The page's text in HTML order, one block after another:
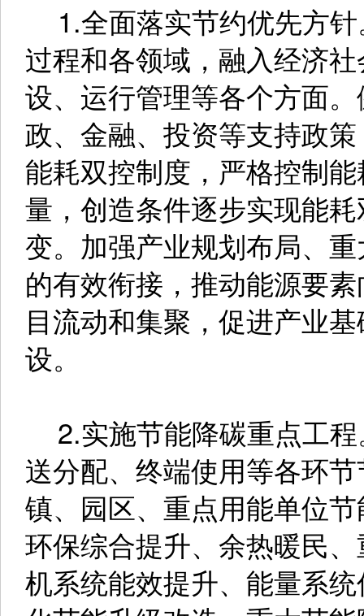
1.全面落实节约优先方
过程和各领域，融入经济
设、运行管理等各个方面
政、金融、投资等支持政
能耗双控制度，严格控制
量，创造条件逐步实现能
变。加强产业规划布局、
的有效衔接，推动能源要
目流动和集聚，促进产业
设。
2.实施节能降碳重点工
送分配、终端使用等各环
镇、园区、重点用能单位
环保综合提升、余热暖民
机系统能效提升、能量系